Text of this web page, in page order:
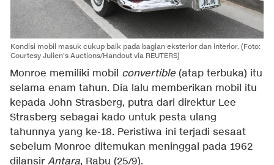
Kondisi mobil masuk cukup baik pada bagian eksterior dan interior. (Foto:
Courtesy Julien's Auctions/Handout via REUTERS)
Monroe memiliki mobil convertible (atap terbuka) itu
selama enam tahun. Dia lalu memberikan mobil itu
kepada John Strasberg, putra dari direktur Lee
Strasberg sebagai kado untuk pesta ulang
tahunnya yang ke-18. Peristiwa ini terjadi sesaat
sebelum Monroe ditemukan meninggal pada 1962
dilansir Antara, Rabu (25/9).